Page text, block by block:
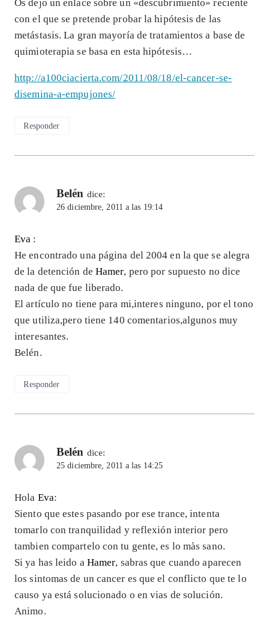
Os dejo un enlace sobre un «descubrimiento» reciente
con el que se pretende probar la hipótesis de las
metástasis. La gran mayoría de tratamientos a base de
quimioterapia se basa en esta hipótesis…
http://a100ciacierta.com/2011/08/18/el-cancer-se-
disemina-a-empujones/
Responder
Belén dice:
26 diciembre, 2011 a las 19:14
Eva :
He encontrado una página del 2004 en la que se alegra
de la detención de Hamer, pero por supuesto no dice
nada de que fue liberado.
El artículo no tiene para mi,interes ninguno, por el tono
que utiliza,pero tiene 140 comentarios,algunos muy
interesantes.
Belén.
Responder
Belén dice:
25 diciembre, 2011 a las 14:25
Hola Eva:
Siento que estes pasando por ese trance, intenta
tomarlo con tranquilidad y reflexión interior pero
tambien compartelo con tu gente, es lo màs sano.
Si ya has leido a Hamer, sabras que cuando aparecen
los sintomas de un cancer es que el conflicto que te lo
causo ya está solucionado o en vias de solución.
Animo.